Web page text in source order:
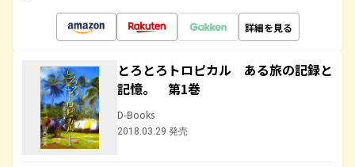
詳細を見る
とろとろトロピカル ある旅の記録と
記憶。 第1巻
D-Books
2018.03.29 発売